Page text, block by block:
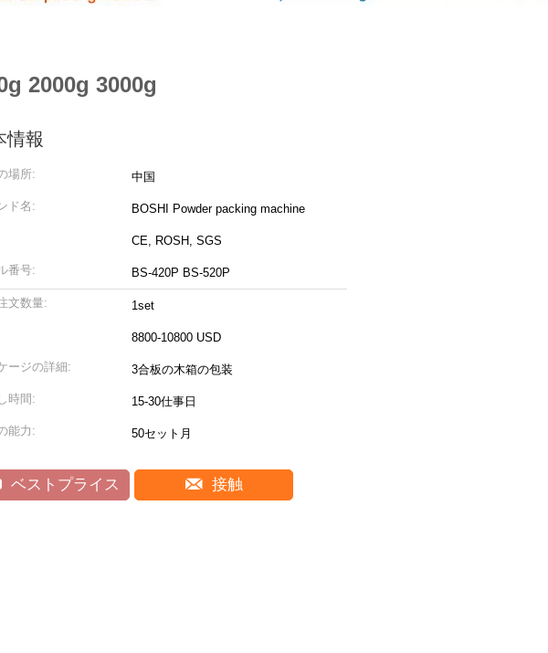
2000g 3000g
情報
場所: 中国
ド名: BOSHI Powder packing machine
CE, ROSH, SGS
番号: BS-420P BS-520P
文数量: 1set
8800-10800 USD
ージの詳細: 3合板の木箱の包装
時間: 15-30仕事日
能力: 50セット月
ベストプライス 接触